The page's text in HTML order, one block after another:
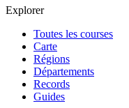
Explorer
Toutes les courses
Carte
Régions
Départements
Records
Guides